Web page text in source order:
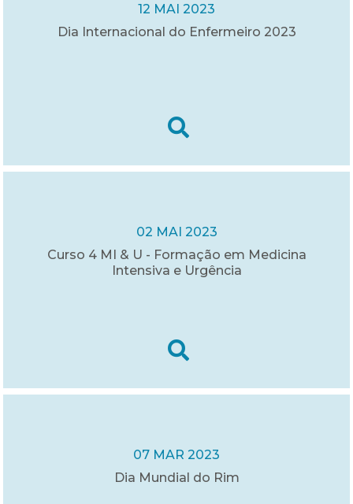
12 MAI 2023
Dia Internacional do Enfermeiro 2023
02 MAI 2023
Curso 4 MI & U - Formação em Medicina
Intensiva e Urgência
07 MAR 2023
Dia Mundial do Rim